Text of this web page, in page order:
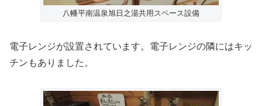
八幡平南温泉旭日之湯共用スペース設備
電子レンジが設置されています。電子レンジの隣にはキッ
チンもありました。